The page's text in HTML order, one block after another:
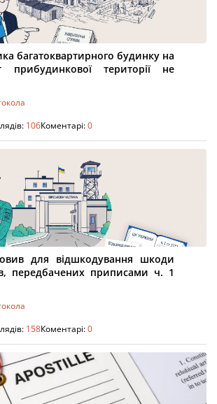
багатоквартирного будинку на
прибудинкової території не
106Коментарі:0
для відшкодування шкоди
передбачених приписами ч. 1
158Коментарі:0